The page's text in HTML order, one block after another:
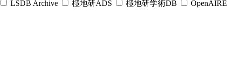
LSDB Archive 極地研ADS 極地研学術DB OpenAIRE